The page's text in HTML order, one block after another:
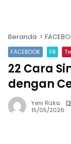
Beranda
FACEBOOK FB
22 Cara
dengan
Yeni Rizka
15/05/2026